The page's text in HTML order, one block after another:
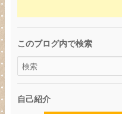
このブログ内で検索
自己紹介